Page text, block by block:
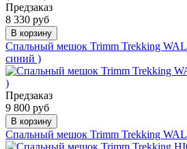
Предзаказ
8 330 руб
В корзину
Спальный мешок Trimm Trekking
синий )
Предзаказ
9 800 руб
В корзину
Спальный мешок Trimm Trekking